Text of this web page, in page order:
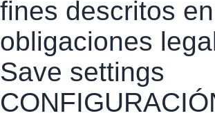
fines descritos
obligaciones
Save settings